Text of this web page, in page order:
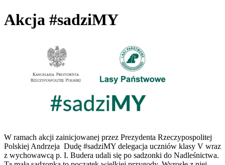
Akcja #sadziMY
W ramach akcji zainicjowanej przez Prezydenta Rzeczypospolitej
Polskiej Andrzeja Dudę #sadziMY delegacja uczniów klasy V wraz
z wychowawcą p. I. Budera udali się po sadzonki do Nadleśnictwa.